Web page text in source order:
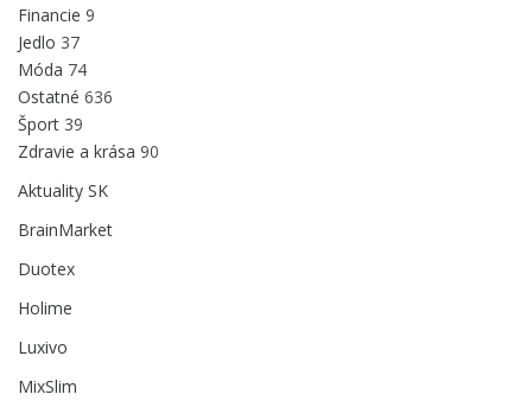
Financie 9
Jedlo 37
Móda 74
Ostatné 636
Šport 39
Zdravie a krása 90
Aktuality SK
BrainMarket
Duotex
Holime
Luxivo
MixSlim